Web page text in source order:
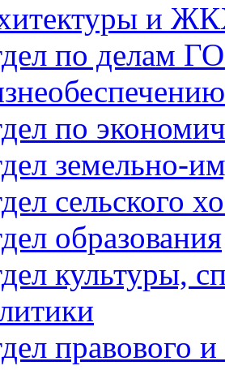
и
по делам
по
земельно-
сельского
образования
культуры,
правового